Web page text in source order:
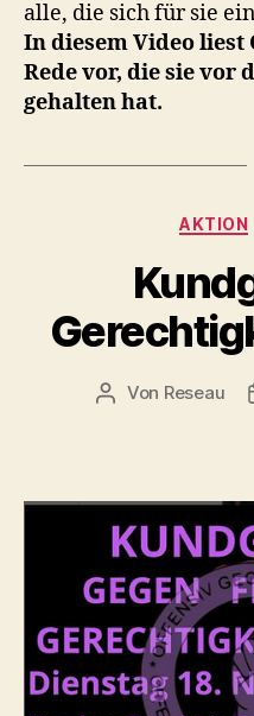
alle, die sich für sie
In diesem Video liest
Rede vor, die sie vor
gehalten hat.
AKTION
Beitragsautor
Von Reseau